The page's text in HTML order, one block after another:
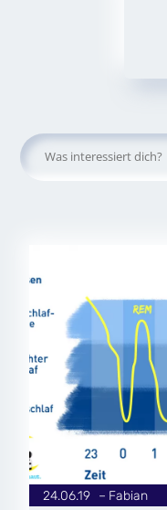
Suchen
Fabian
24.06.19